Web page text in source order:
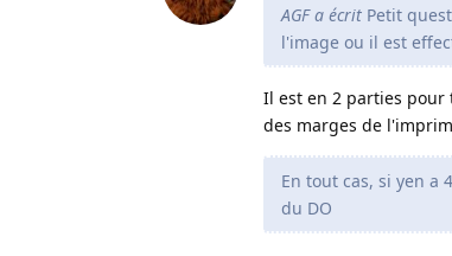
AGF a écrit Petit
l'image ou il est
Il est en 2 parties pour
des marges de
En tout cas, si yen a
du DO